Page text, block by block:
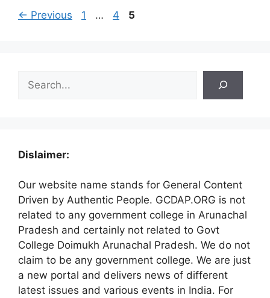
← Previous Page
1 … Page
4 Page
5
Dislaimer:
Our website name stands for General Content
Driven by Authentic People. GCDAP.ORG is not
related to any government college in Arunachal
Pradesh and certainly not related to Govt
College Doimukh Arunachal Pradesh. We do not
claim to be any government college. We are just
a new portal and delivers news of different
latest issues and various events in India. For